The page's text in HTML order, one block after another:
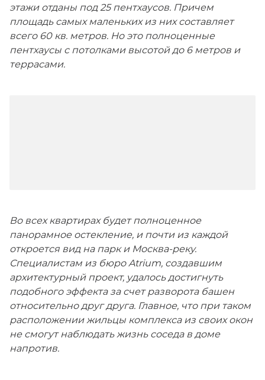
этажи отданы под 25 пентхаусов. Причем
площадь самых маленьких из них составляет
всего 60 кв. метров. Но это полноценные
пентхаусы с потолками высотой до 6 метров и
террасами.
Во всех квартирах будет полноценное
панорамное остекление, и почти из каждой
откроется вид на парк и Москва-реку.
Специалистам из бюро Atrium, создавшим
архитектурный проект, удалось достигнуть
подобного эффекта за счет разворота башен
относительно друг друга. Главное, что при таком
расположении жильцы комплекса из своих окон
не смогут наблюдать жизнь соседа в доме
напротив.